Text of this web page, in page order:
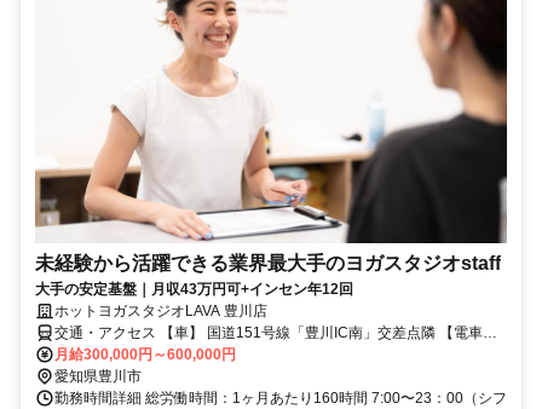
未経験から活躍できる業界最大手のヨガスタジオstaff
大手の安定基盤｜月収43万円可+インセン年12回
ホットヨガスタジオLAVA 豊川店
交通・アクセス 【車】 国道151号線「豊川IC南」交差点隣 【電車】
JR飯田線「豊川駅」東口、名古屋鉄道豊川線「豊川稲荷駅」改札よ
り徒歩24分
月給300,000円～600,000円
愛知県豊川市
勤務時間詳細 総労働時間：1ヶ月あたり160時間 7:00〜23：00（シフ